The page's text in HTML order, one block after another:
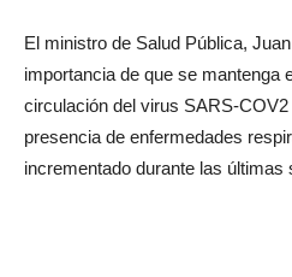
El ministro de Salud Pública,
importancia de que se mantenga
circulación del virus SARS-
presencia de enfermedades
incrementado durante las últimas